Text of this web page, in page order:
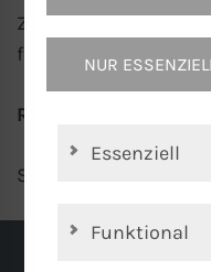
Zur Berechnung des
folgende Formel:
R =
Siehe auch „Ohm“.
NUR
Essenziell
Funktional